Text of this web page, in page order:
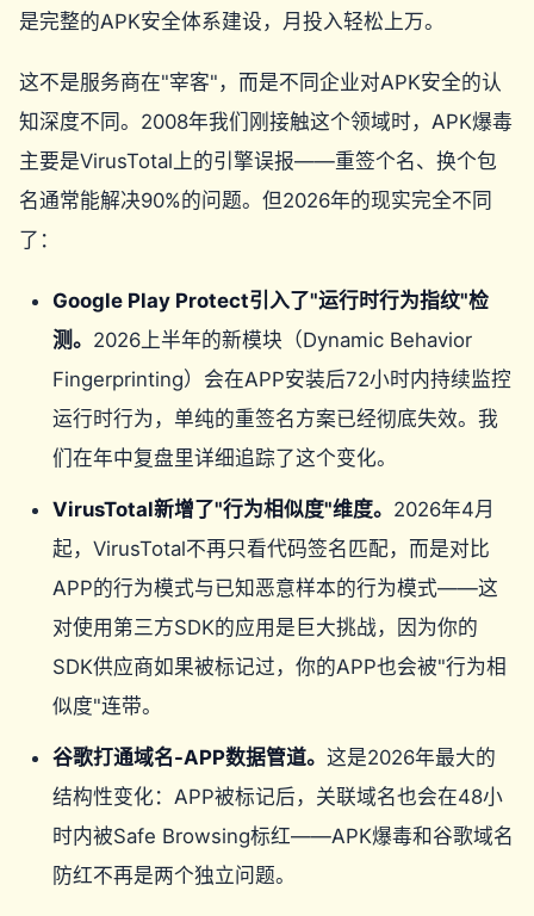
是完整的APK安全体系建设，月投入轻松上万。
这不是服务商在"宰客"，而是不同企业对APK安全的认
知深度不同。2008年我们刚接触这个领域时，APK爆毒
主要是VirusTotal上的引擎误报——重签个名、换个包
名通常能解决90%的问题。但2026年的现实完全不同
了：
Google Play Protect引入了"运行时行为指纹"检
测。 2026上半年的新模块（Dynamic Behavior
Fingerprinting）会在APP安装后72小时内持续监控
运行时行为，单纯的重签名方案已经彻底失效。我
们在年中复盘里详细追踪了这个变化。
VirusTotal新增了"行为相似度"维度。 2026年4月
起，VirusTotal不再只看代码签名匹配，而是对比
APP的行为模式与已知恶意样本的行为模式——这
对使用第三方SDK的应用是巨大挑战，因为你的
SDK供应商如果被标记过，你的APP也会被"行为相
似度"连带。
谷歌打通域名-APP数据管道。 这是2026年最大的
结构性变化：APP被标记后，关联域名也会在48小
时内被Safe Browsing标红——APK爆毒和谷歌域名
防红不再是两个独立问题。